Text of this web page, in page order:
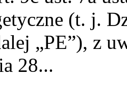
(t. j.
„PE”), z
28...